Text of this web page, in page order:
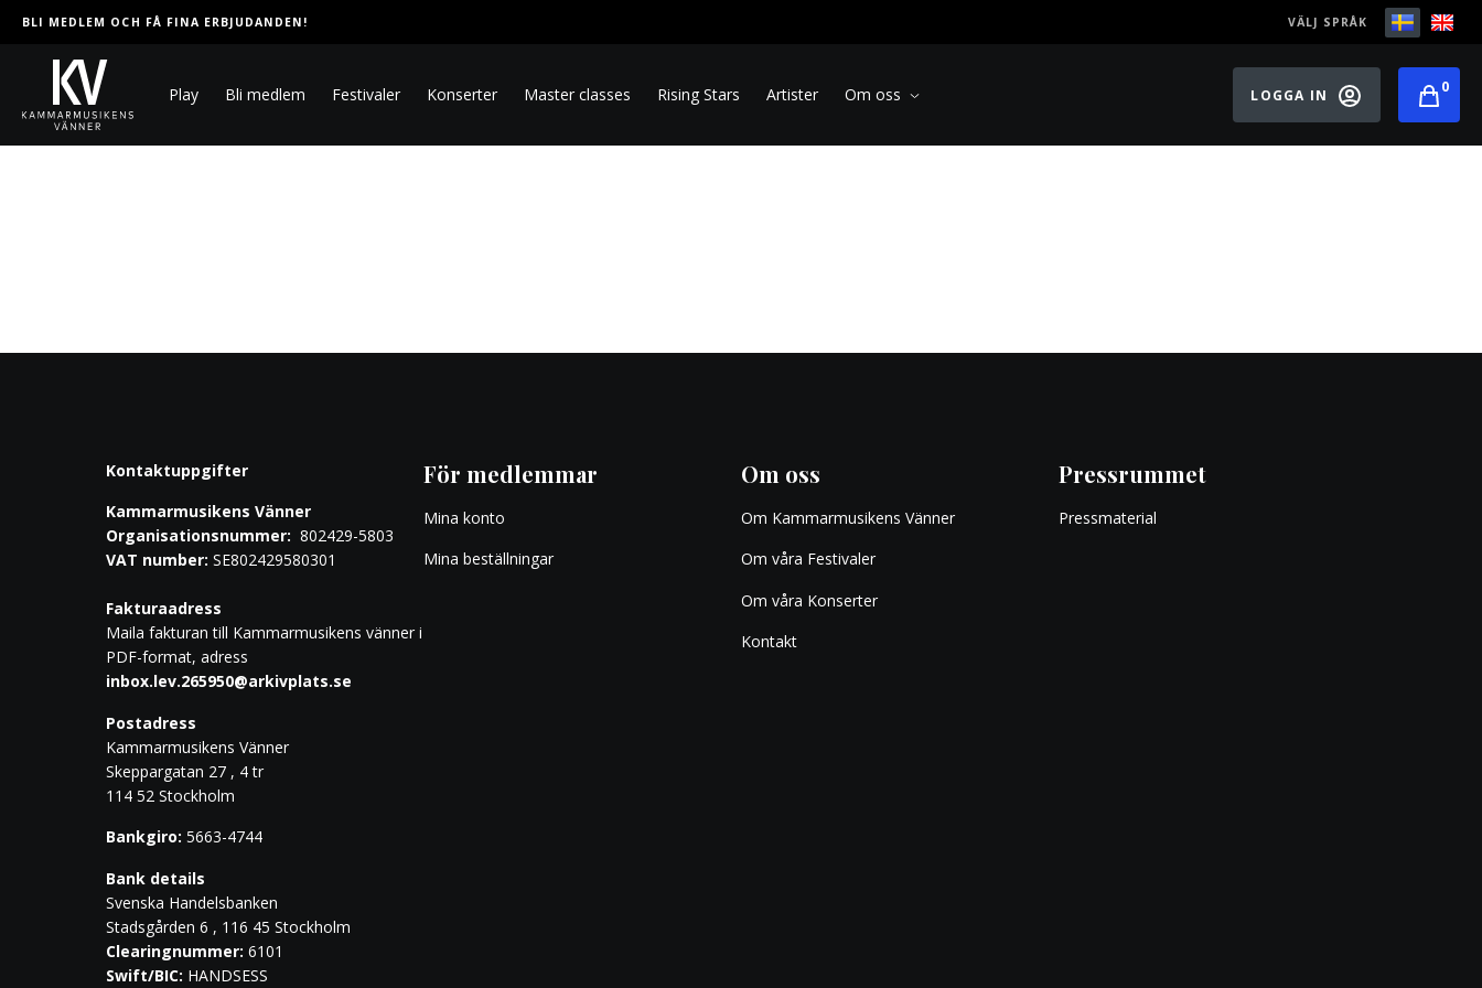
BLI MEDLEM OCH FÅ FINA ERBJUDANDEN! VÄLJ SPRÅK
Play Bli medlem Festivaler Konserter Master classes Rising Stars Artister Om oss LOGGA IN 0
Kontaktuppgifter
Kammarmusikens Vänner
Organisationsnummer: 802429-5803
VAT number: SE802429580301
Fakturaadress
Maila fakturan till Kammarmusikens vänner i
PDF-format, adress
inbox.lev.265950@arkivplats.se
Postadress
Kammarmusikens Vänner
Skeppargatan 27 , 4 tr
114 52 Stockholm
Bankgiro: 5663-4744
Bank details
Svenska Handelsbanken
Stadsgården 6 , 116 45 Stockholm
Clearingnummer: 6101
Swift/BIC: HANDSESS
För medlemmar
Mina konto
Mina beställningar
Om oss
Om Kammarmusikens Vänner
Om våra Festivaler
Om våra Konserter
Kontakt
Pressrummet
Pressmaterial